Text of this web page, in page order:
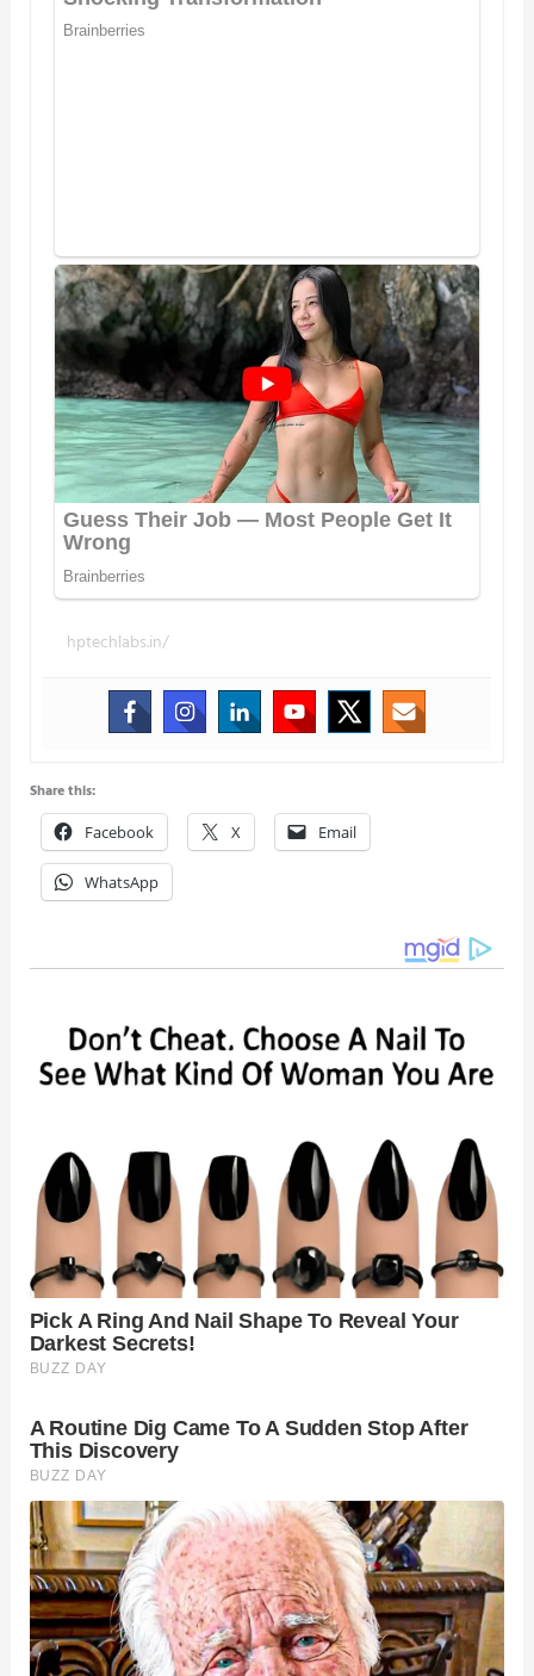
hptechlabs.in/
Share this:
Facebook X Email
WhatsApp